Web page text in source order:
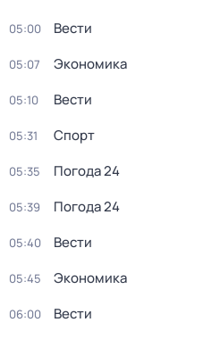
05:00 Вести
05:07 Экономика
05:10 Вести
05:31 Спорт
05:35 Погода 24
05:39 Погода 24
05:40 Вести
05:45 Экономика
06:00 Вести